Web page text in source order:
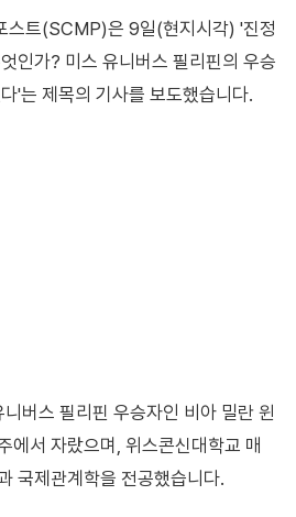
스트(SCMP)은 9일(현지시각) '진정
인가? 미스 유니버스 필리핀의 우승
'는 제목의 기사를 보도했습니다.
버스 필리핀 우승자인 비아 밀란 윈
에서 자랐으며, 위스콘신대학교 매
국제관계학을 전공했습니다.